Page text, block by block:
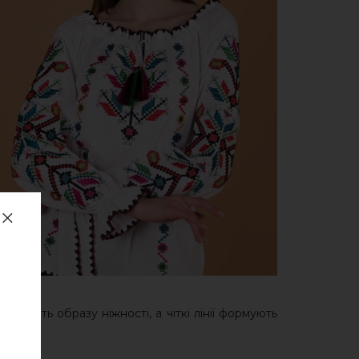
образу ніжності, а чіткі лінії формують